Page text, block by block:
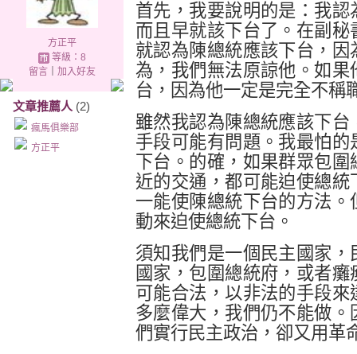
方正平
等級：8
留言｜ 加入好友
文章推薦人 (2)
瘋馬俱樂部
方正平
首先，我要說明的是：我
而且早就該下台了。在副
就認為陳總統應該下台，
為，我們無法原諒他。如
台，因為他一定是完全不稱
雖然我認為陳總統應該下
手段可能有問題。我最怕
下台。的確，如果群眾包
近的交通，都可能迫使總
一能使陳總統下台的方法
動來迫使總統下台。
須知我們是一個民主國家
國家，包圍總統府，或者
可能合法，以非法的手段
多麼偉大，我們仍不能做
們實行民主政治，卻又用革